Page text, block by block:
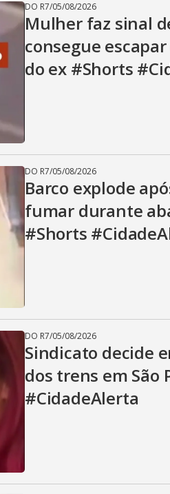
DO R7/05/08/2026
Mulher faz sinal
consegue
do ex #Shorts
DO R7/05/08/2026
Barco explode
fumar durante
#Shorts
DO R7/05/08/2026
Sindicato decide
dos trens em São
#CidadeAlerta